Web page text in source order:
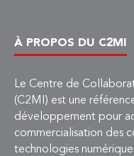
À PROPOS DU C2MI
Le Centre de
(C2MI) est une
développement pour
commercialisation des
technologies